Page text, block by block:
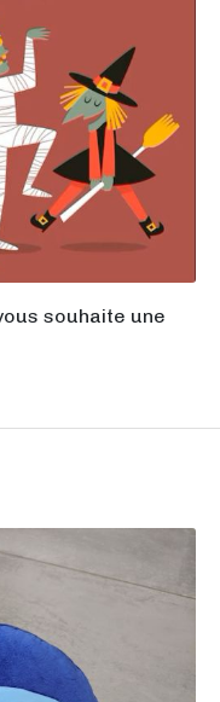
souhaite une